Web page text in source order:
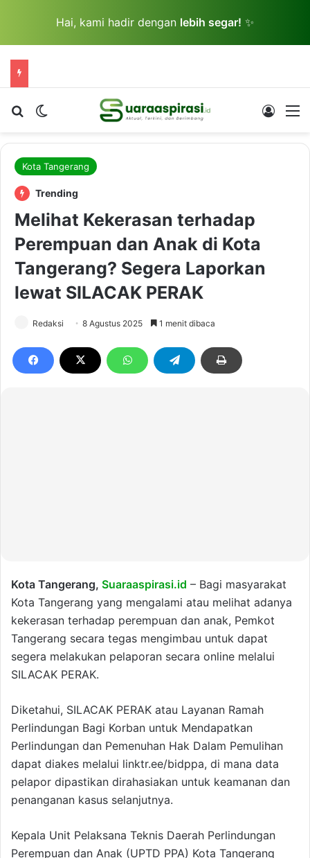
Hai, kami hadir dengan lebih segar! ✨
Cari berita...Switch skin Log In
Kota Tangerang
Trending
Melihat Kekerasan terhadap
Perempuan dan Anak di Kota
Tangerang? Segera Laporkan
lewat SILACAK PERAK
Redaksi 8 Agustus 2025 1 menit dibaca
Kota Tangerang, Suaraaspirasi.id – Bagi masyarakat
Kota Tangerang yang mengalami atau melihat adanya
kekerasan terhadap perempuan dan anak, Pemkot
Tangerang secara tegas mengimbau untuk dapat
segera melakukan pelaporan secara online melalui
SILACAK PERAK.
Diketahui, SILACAK PERAK atau Layanan Ramah
Perlindungan Bagi Korban untuk Mendapatkan
Perlindungan dan Pemenuhan Hak Dalam Pemulihan
dapat diakes melalui linktr.ee/bidppa, di mana data
pelapor dipastikan dirahasiakan untuk keamanan dan
penanganan kasus selanjutnya.
Kepala Unit Pelaksana Teknis Daerah Perlindungan
Perempuan dan Anak (UPTD PPA) Kota Tangerang